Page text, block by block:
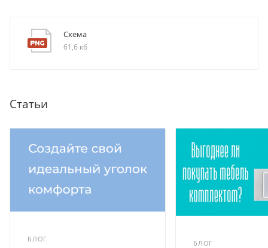
Схема
61,6 кб
Статьи
БЛОГ БЛОГ